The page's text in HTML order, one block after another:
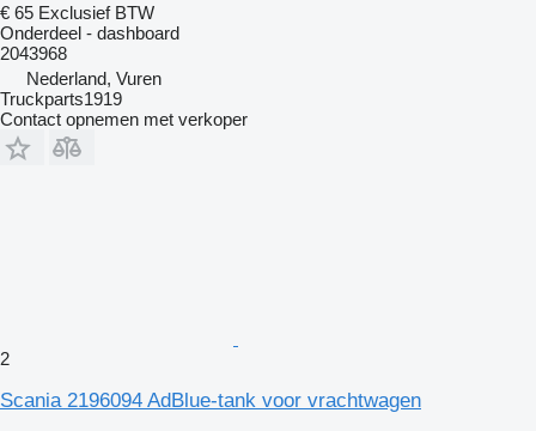
€ 65 Exclusief BTW
Onderdeel - dashboard
2043968
Nederland, Vuren
Truckparts1919
Contact opnemen met verkoper
2
Scania 2196094 AdBlue-tank voor vrachtwagen